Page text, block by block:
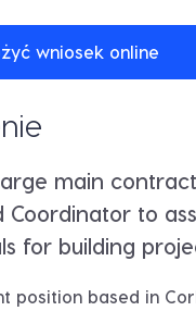
wniosek online
main
Coordinator to
for building
position based in